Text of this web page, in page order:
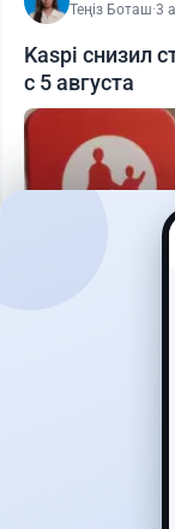
Теңіз Боташ·3
Kaspi снизил
с 5 августа